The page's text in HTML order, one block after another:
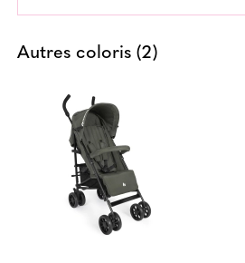
Autres coloris (2)